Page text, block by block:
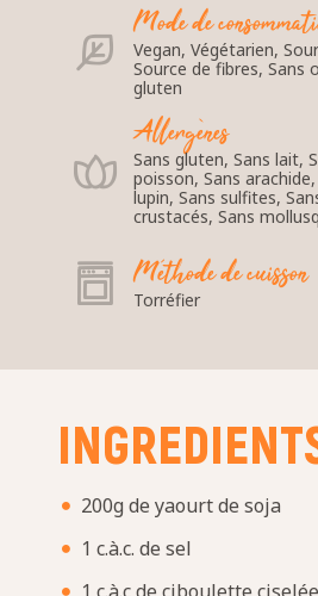
Mode de
Vegan, Végétarien,
Source de fibres, Sans
gluten
Allergènes
Sans gluten, Sans lait,
poisson, Sans
lupin, Sans sulfites,
crustacés, Sans
Méthode de cuisson
Torréfier
200g de yaourt de soja
1 c.à.c. de sel